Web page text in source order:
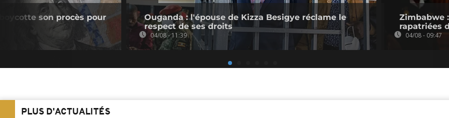
son procès pour
Ouganda : l'épouse de Kizza Besigye réclame le
respect de ses droits
04/08 - 11:39
Zimbabwe
rapatriées
04/08 - 09:47
PLUS D'ACTUALITÉS